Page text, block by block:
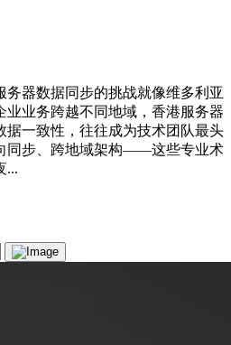
器数据同步的挑战就像维多利亚
业业务跨越不同地域，香港服务器
据一致性，往往成为技术团队最头
同步、跨地域架构——这些专业术
...